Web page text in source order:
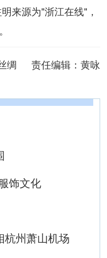
来源为"浙江在线"，
绸 责任编辑： 黄咏
饰文化
杭州萧山机场